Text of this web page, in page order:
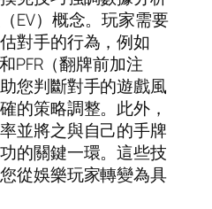
EV）概念。玩家需要
對手的行為，例如
PFR（翻牌前加注
您判斷對手的遊戲風
的策略調整。此外，
並將之與自己的手牌
的關鍵一環。這些技
從娛樂玩家轉變為具